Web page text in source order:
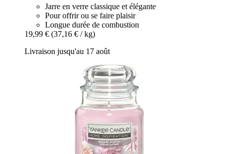
Jarre en verre classique et élégante
Pour offrir ou se faire plaisir
Longue durée de combustion
19,99 € (37,16 € / kg)
Livraison jusqu'au 17 août